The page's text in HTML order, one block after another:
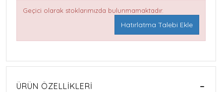
Geçici olarak stoklarımızda bulunmamaktadır.
Hatırlatma Talebi Ekle
ÜRÜN ÖZELLIKLERI